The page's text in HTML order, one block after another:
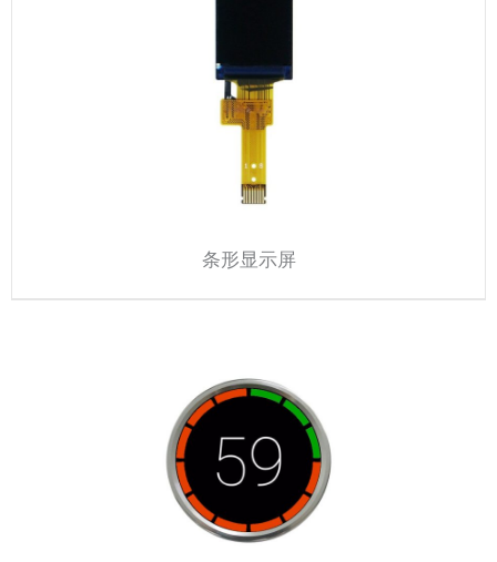
条形显示屏